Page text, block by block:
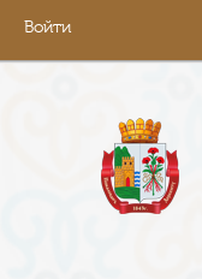
Войти
АДМИНИСТРАЦИЯ